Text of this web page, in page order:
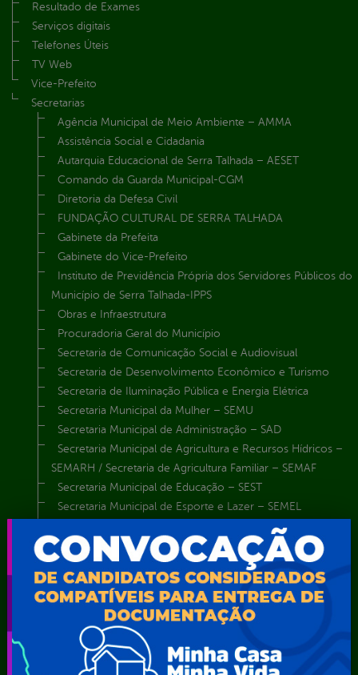
Resultado de Exames
Serviços digitais
Telefones Úteis
TV Web
Vice-Prefeito
Secretarias
Agência Municipal de Meio Ambiente – AMMA
Assistência Social e Cidadania
Autarquia Educacional de Serra Talhada – AESET
Comando da Guarda Municipal-CGM
Diretoria da Defesa Civil
FUNDAÇÃO CULTURAL DE SERRA TALHADA
Gabinete da Prefeita
Gabinete do Vice-Prefeito
Instituto de Previdência Própria dos Servidores Públicos do
Município de Serra Talhada-IPPS
Obras e Infraestrutura
Procuradoria Geral do Município
Secretaria de Comunicação Social e Audiovisual
Secretaria de Desenvolvimento Econômico e Turismo
Secretaria de Iluminação Pública e Energia Elétrica
Secretaria Municipal da Mulher – SEMU
Secretaria Municipal de Administração – SAD
Secretaria Municipal de Agricultura e Recursos Hídricos –
SEMARH / Secretaria de Agricultura Familiar – SEMAF
Secretaria Municipal de Educação – SEST
Secretaria Municipal de Esporte e Lazer – SEMEL
Secretaria Municipal de Governo – SEGOV
Secretaria Municipal de Meio Ambiente – SEMA
Secretaria Municipal de Planejamento e Gestão – SEPLAG
Secretaria Municipal de Relações Institucionais – SEMRI
Secretaria Municipal de Saúde – SMS
Secretaria Municipal de Serviços Públicos – SEMUSP
Superintendência de Trânsito e Transportes de Serra